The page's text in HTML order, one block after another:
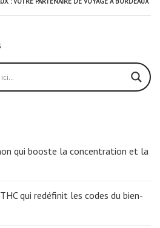
qui booste la concentration et la
qui redéfinit les codes du bien-